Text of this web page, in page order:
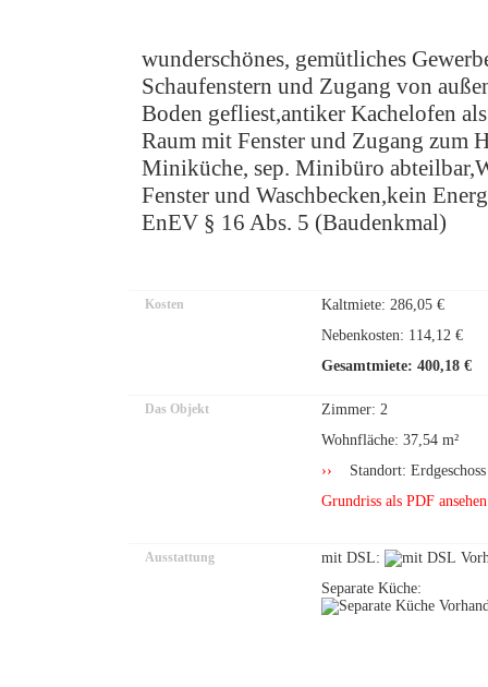
wunderschönes, gemütliches
Schaufenstern und Zugang von
Boden gefliest,antiker Kachelofen
Raum mit Fenster und Zugang zum
Miniküche, sep. Minibüro
Fenster und Waschbecken,kein
EnEV § 16 Abs. 5 (Baudenkmal)
Kosten
Kaltmiete: 286,05 €
Nebenkosten: 114,12 €
Gesamtmiete: 400,18 €
Das Objekt
Zimmer: 2
Wohnfläche: 37,54 m²
Standort:
››
Grundriss als PDF ansehen
Ausstattung
mit DSL:
Separate Küche: